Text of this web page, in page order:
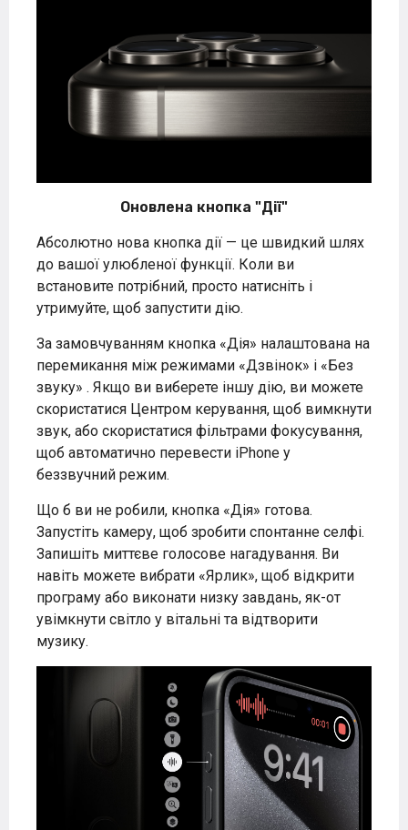
Оновлена кнопка "Дії"
Абсолютно нова кнопка дії — це швидкий шлях
до вашої улюбленої функції. Коли ви
встановите потрібний, просто натисніть і
утримуйте, щоб запустити дію.
За замовчуванням кнопка «Дія» налаштована на
перемикання між режимами «Дзвінок» і «Без
звуку» . Якщо ви виберете іншу дію, ви можете
скористатися Центром керування, щоб вимкнути
звук, або скористатися фільтрами фокусування,
щоб автоматично перевести iPhone у
беззвучний режим.
Що б ви не робили, кнопка «Дія» готова.
Запустіть камеру, щоб зробити спонтанне селфі.
Запишіть миттєве голосове нагадування. Ви
навіть можете вибрати «Ярлик», щоб відкрити
програму або виконати низку завдань, як-от
увімкнути світло у вітальні та відтворити
музику.